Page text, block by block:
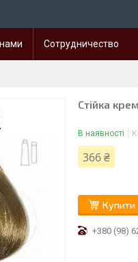
Сотрудничество
Стійка
В наявності
366 ₴
Купити
+380 (98)